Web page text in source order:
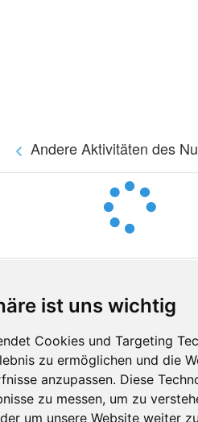
ist uns wichtig
Cookies und Targeting
zu ermöglichen und die
anzupassen. Diese
zu messen, um zu
um unsere Website weiter
Andere Aktivitäten des
Facebook
Twitter
YouTube